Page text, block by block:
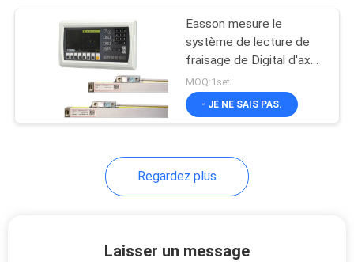
Lecture de Digital de
3 axes
Échelles en verre
Easson mesure le
système de lecture de
fraisage de Digital d'axe
de l'affichage à cristaux
liquides 3 de tour
MOQ:1set
- JE NE SAIS PAS.
Regardez plus
Laisser un message